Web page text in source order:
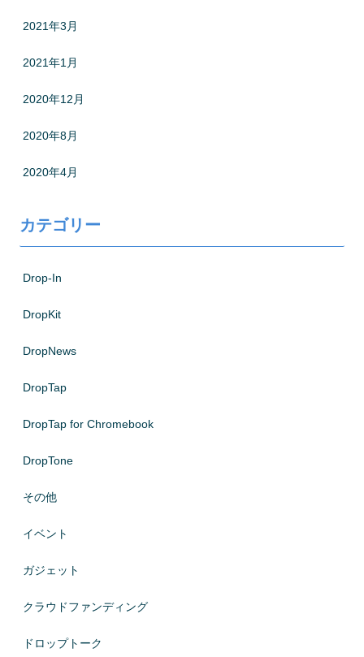
2021年3月
2021年1月
2020年12月
2020年8月
2020年4月
カテゴリー
Drop-In
DropKit
DropNews
DropTap
DropTap for Chromebook
DropTone
その他
イベント
ガジェット
クラウドファンディング
ドロップトーク